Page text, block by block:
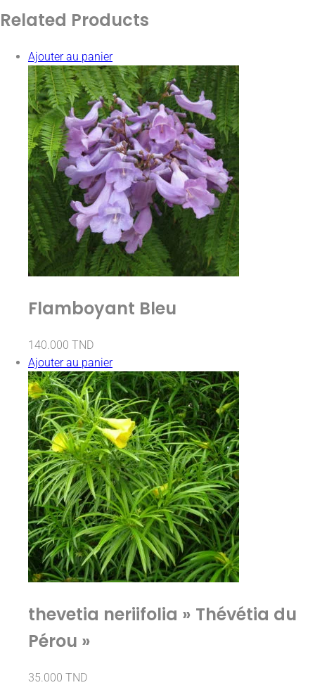
Related Products
Ajouter au panier
Flamboyant Bleu
140.000 TND
Ajouter au panier
thevetia neriifolia » Thévétia du
Pérou »
35.000 TND